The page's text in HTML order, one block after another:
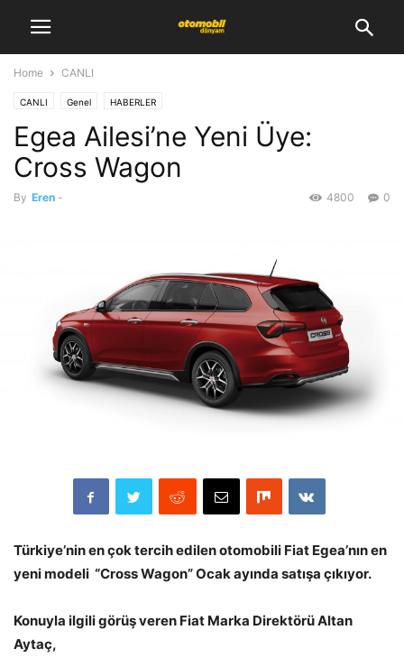
Home CANLI
CANLI Genel HABERLER
Egea Ailesi’ne Yeni Üye:
Cross Wagon
By Eren - 0
4800
Türkiye’nin en çok tercih edilen otomobili Fiat Egea’nın en
yeni modeli “Cross Wagon” Ocak ayında satışa çıkıyor.
Konuyla ilgili görüş veren Fiat Marka Direktörü Altan
Aytaç,